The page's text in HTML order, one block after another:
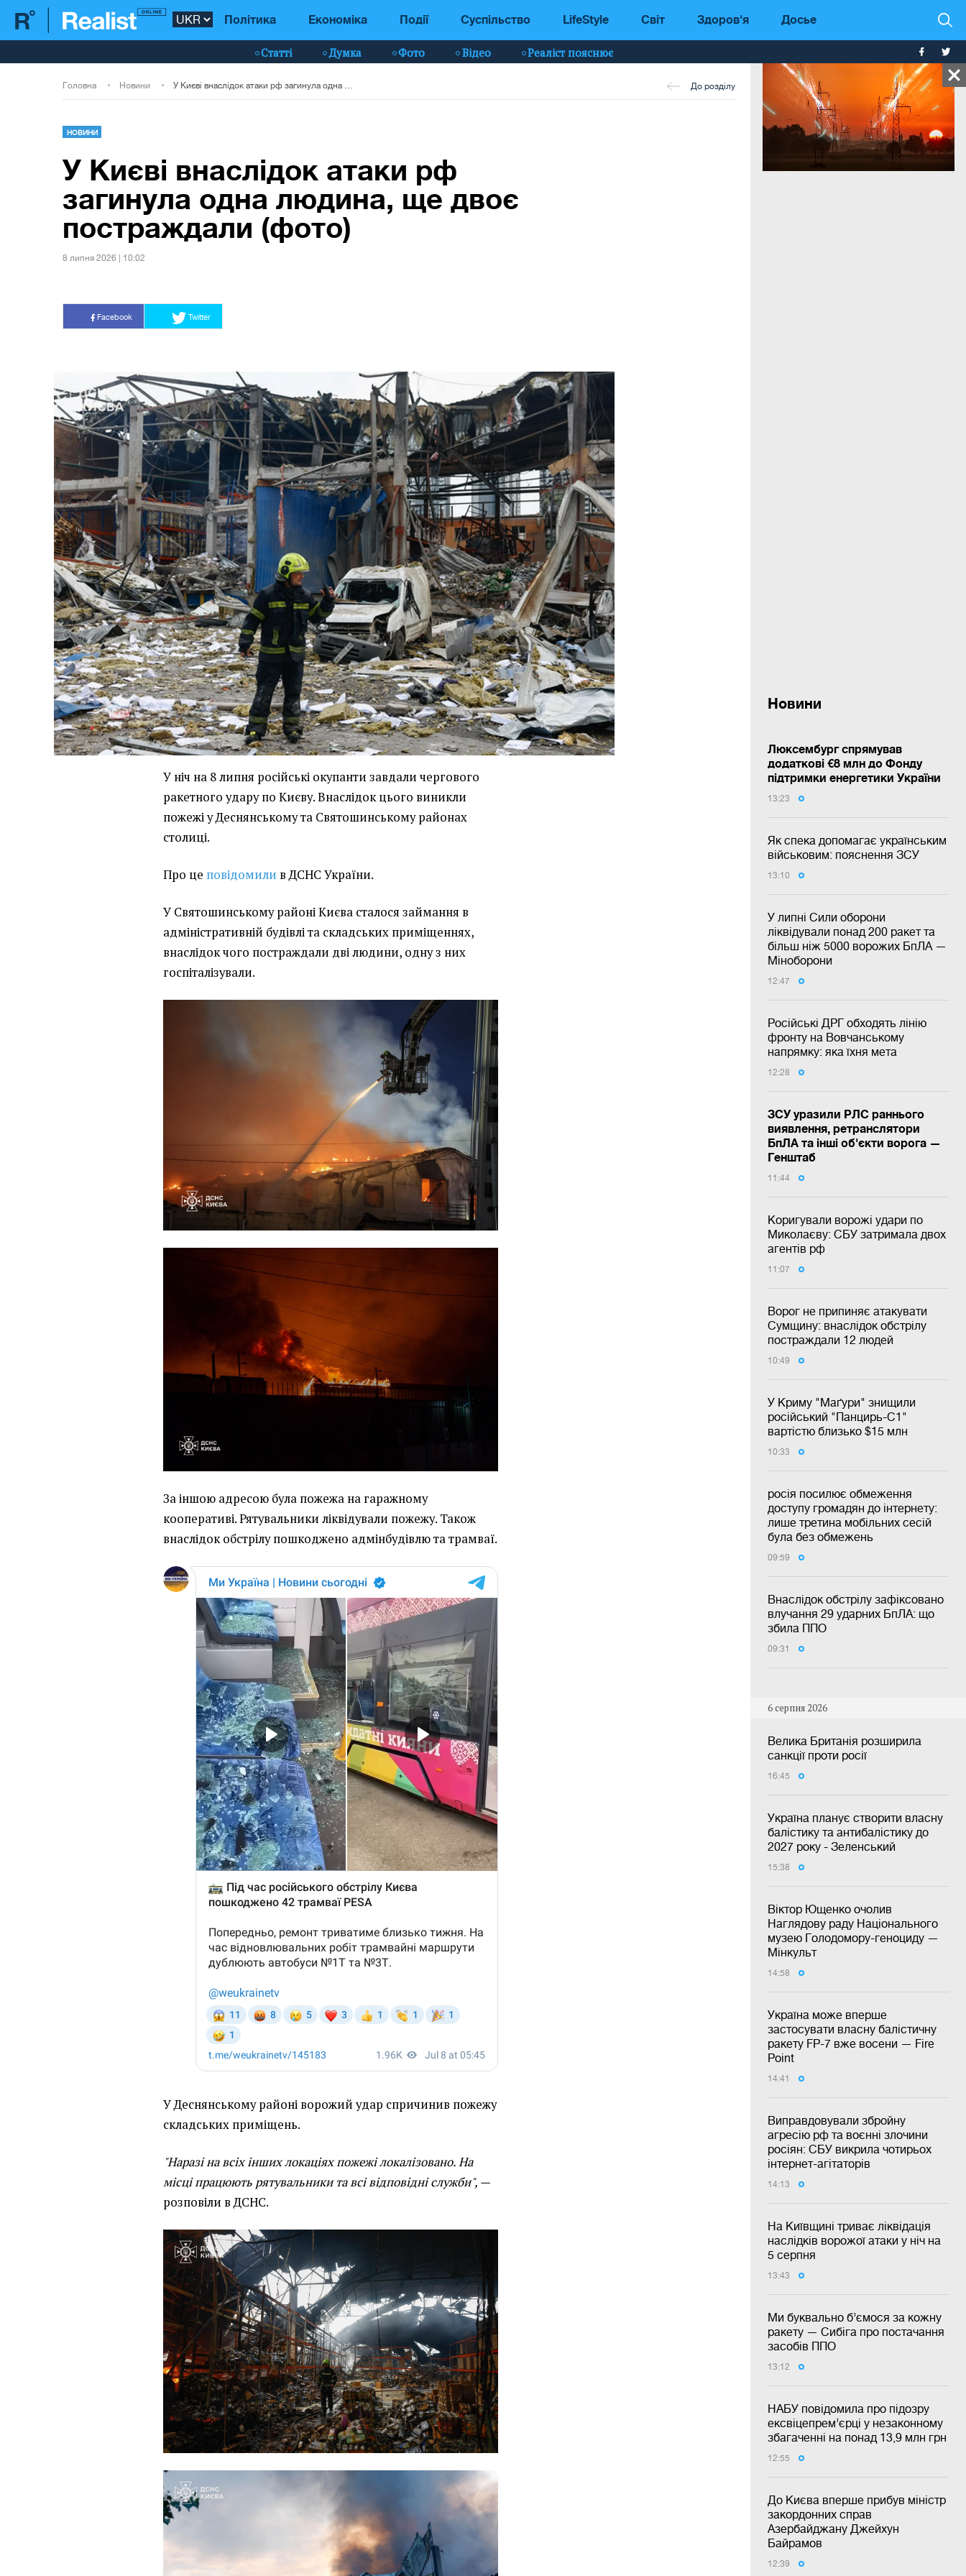
Політика Економіка Події Суспільство LifeStyle Світ Здоров'я Досье
Статті Думка Фото Відео Реаліст пояснює
Новини
Люксембург спрямував
додаткові €8 млн до Фонду
підтримки енергетики України
13:23
Як спека допомагає українським
військовим: пояснення ЗСУ
13:10
У липні Сили оборони
ліквідували понад 200 ракет та
більш ніж 5000 ворожих БпЛА —
Міноборони
12:47
Російські ДРГ обходять лінію
фронту на Вовчанському
напрямку: яка їхня мета
12:28
ЗСУ уразили РЛС раннього
виявлення, ретранслятори
БпЛА та інші об'єкти ворога —
Генштаб
11:44
Коригували ворожі удари по
Миколаєву: СБУ затримала двох
агентів рф
11:07
Ворог не припиняє атакувати
Сумщину: внаслідок обстрілу
постраждали 12 людей
10:49
У Криму "Маґури" знищили
російський "Панцирь-С1"
вартістю близько $15 млн
10:33
росія посилює обмеження
доступу громадян до інтернету:
лише третина мобільних сесій
була без обмежень
09:59
Внаслідок обстрілу зафіксовано
влучання 29 ударних БпЛА: що
збила ППО
09:31
6 серпня 2026
Велика Британія розширила
санкції проти росії
16:45
Україна планує створити власну
балістику та антибалістику до
2027 року - Зеленський
15:38
Віктор Ющенко очолив
Наглядову раду Національного
музею Голодомору-геноциду —
Мінкульт
14:58
Україна може вперше
застосувати власну балістичну
ракету FP-7 вже восени — Fire
Point
14:41
Виправдовували збройну
агресію рф та воєнні злочини
росіян: СБУ викрила чотирьох
інтернет-агітаторів
14:13
На Київщині триває ліквідація
наслідків ворожої атаки у ніч на
5 серпня
13:43
Ми буквально б’ємося за кожну
ракету — Сибіга про постачання
засобів ППО
13:12
НАБУ повідомила про підозру
ексвіцепрем’єрці у незаконному
збагаченні на понад 13,9 млн грн
12:55
До Києва вперше прибув міністр
закордонних справ
Азербайджану Джейхун
Байрамов
12:39
Головна Новини До розділу
НОВИНИ
У Києві внаслідок атаки рф
загинула одна людина, ще двоє
постраждали (фото)
8 липня 2026 | 10:02
Facebook Twitter
У ніч на 8 липня російські окупанти завдали чергового
ракетного удару по Києву. Внаслідок цього виникли
пожежі у Деснянському та Святошинському районах
столиці.
Про це повідомили в ДСНС України.
У Святошинському районі Києва сталося займання в
адміністративній будівлі та складських приміщеннях,
внаслідок чого постраждали дві людини, одну з них
госпіталізували.
За іншою адресою була пожежа на гаражному
кооперативі. Рятувальники ліквідували пожежу. Також
внаслідок обстрілу пошкоджено адмінбудівлю та трамваї.
У Деснянському районі ворожий удар спричинив пожежу
складських приміщень.
"Наразі на всіх інших локаціях пожежі локалізовано. На
місці працюють рятувальники та всі відповідні служби", —
розповіли в ДСНС.